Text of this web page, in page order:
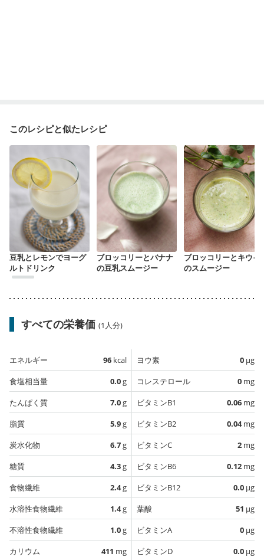
このレシピと似たレシピ
豆乳とレモンでヨーグ
ルトドリンク
ブロッコリーとバナナ
の豆乳スムージー
ブロッコリーとキウイ
のスムージー
すべての栄養価 (1人分)
エネルギー 96 kcal
食塩相当量
0.0g
たんぱく質
7.0g
脂質
5.9g
炭水化物
6.7g
糖質
4.3g
食物繊維
2.4g
水溶性食物繊維
1.4g
不溶性食物繊維
1.0g
カリウム
411 mg
ヨウ素 0 µg
コレステロール
0 mg
ビタミンB1
0.06 mg
ビタミンB2
0.04mg
ビタミンC
2 mg
ビタミンB6
0.12 mg
ビタミンB12
0.0 µg
葉酸
51 µg
ビタミンA
0 µg
ビタミンD
0.0 µg